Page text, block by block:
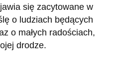
się zacytowane w
o ludziach będących
o małych radościach,
drodze.